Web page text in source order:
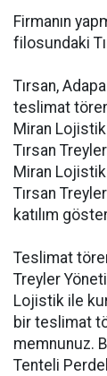
Firmanın
filosundaki
Tırsan,
teslimat
Miran
Tırsan
Miran
Tırsan
katılım
Teslimat
Treyler
Lojistik ile
bir teslimat
memnunuz.
Tenteli